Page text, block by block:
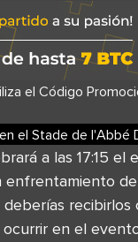
el Código
en el Stade de l'Abbé
a las 17:15
en el